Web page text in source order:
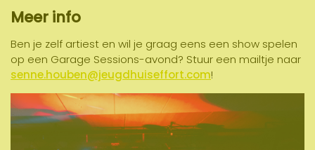
Meer info
Ben je zelf artiest en wil je graag eens een show spelen
op een Garage Sessions-avond? Stuur een mailtje naar
senne.houben@jeugdhuiseffort.com!